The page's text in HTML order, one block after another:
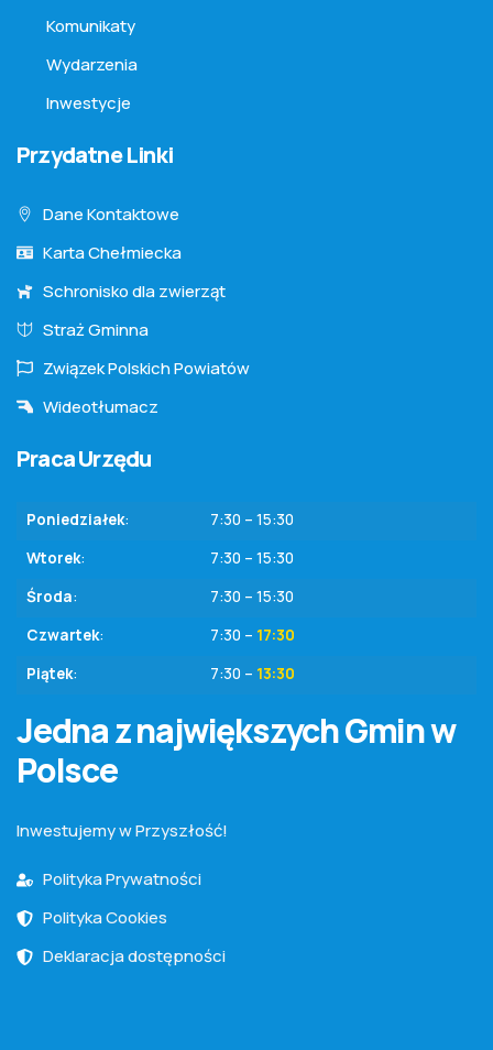
Praca Urzędu
Poniedziałek:
7:30 – 15:30
Wtorek:
7:30 – 15:30
Środa:
7:30 – 15:30
Czwartek: 7:30 – 17:30
Piątek: 7:30 – 13:30
Komunikaty
Wydarzenia
Inwestycje
Przydatne Linki
Dane Kontaktowe
Karta Chełmiecka
Schronisko dla zwierząt
Straż Gminna
Związek Polskich Powiatów
Wideotłumacz
Jedna z największych Gmin w
Polsce
Inwestujemy w Przyszłość!
Polityka Prywatności
Polityka Cookies
Deklaracja dostępności